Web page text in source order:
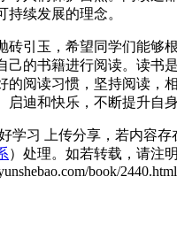
持续发展的理念。
砖引玉，希望同学们能够
己的书籍进行阅读。读书
的阅读习惯，坚持阅读，
启迪和快乐，不断提升自身
学习 上传分享，若内容存
）处理。如若转载，请注
book/2440.html